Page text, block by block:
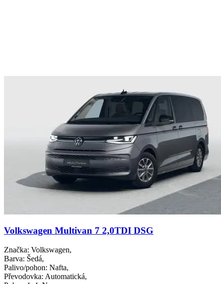
Volkswagen Multivan 7 2,0TDI DSG
Značka: Volkswagen,
Barva: Šedá,
Palivo/pohon: Nafta,
Převodovka: Automatická,